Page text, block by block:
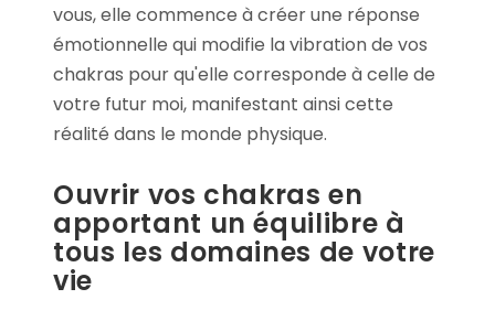
vous, elle commence à créer une réponse
émotionnelle qui modifie la vibration de vos
chakras pour qu'elle corresponde à celle de
votre futur moi, manifestant ainsi cette
réalité dans le monde physique.
Ouvrir vos chakras en
apportant un équilibre à
tous les domaines de votre
vie